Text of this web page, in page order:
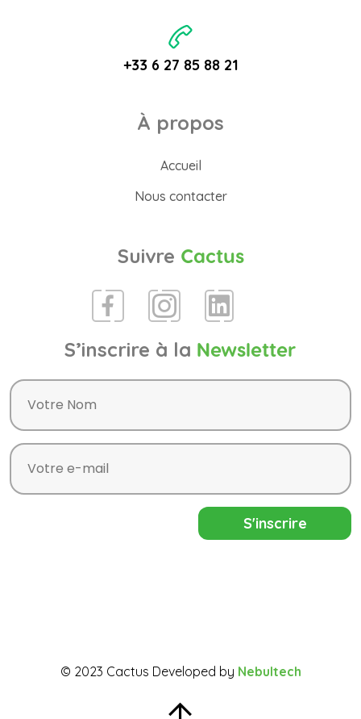
+33 6 27 85 88 21
À propos
Accueil
Nous contacter
Suivre Cactus
S’inscrire à la Newsletter
© 2023 Cactus Developed by Nebultech